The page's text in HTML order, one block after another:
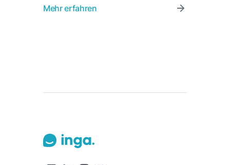
Mehr erfahren